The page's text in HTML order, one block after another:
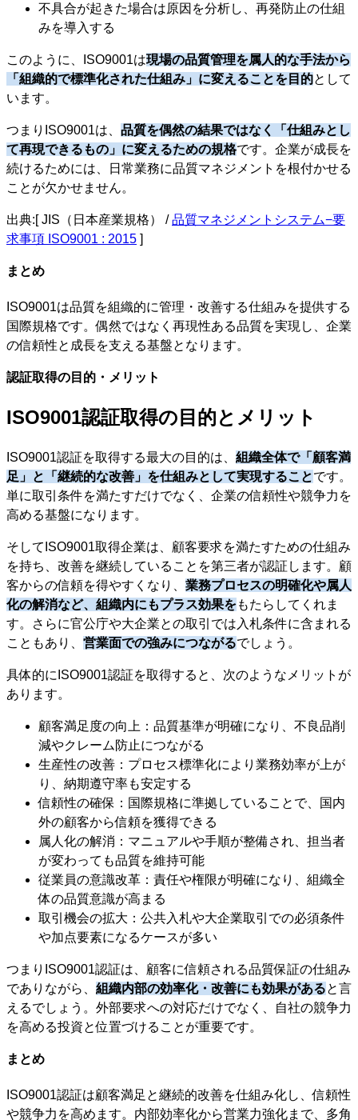
不具合が起きた場合は原因を分析し、再発防止の仕組
みを導入する
このように、ISO9001は現場の品質管理を属人的な手法から
「組織的で標準化された仕組み」に変えることを目的として
います。
つまりISO9001は、 品質を偶然の結果ではなく「仕組みとし
て再現できるもの」に変えるための規格です。企業が成長を
続けるためには、日常業務に品質マネジメントを根付かせる
ことが欠かせません。
出典:[ JIS（日本産業規格） /品質マネジメントシステム−要
求事項 ISO9001 : 2015 ]
まとめ
ISO9001は品質を組織的に管理・改善する仕組みを提供する
国際規格です。偶然ではなく再現性ある品質を実現し、企業
の信頼性と成長を支える基盤となります。
認証取得の目的・メリット
ISO9001認証取得の目的とメリット
ISO9001認証を取得する最大の目的は、 組織全体で「顧客満
足」と「継続的な改善」を仕組みとして実現することです。
単に取引条件を満たすだけでなく、企業の信頼性や競争力を
高める基盤になります。
そしてISO9001取得企業は、顧客要求を満たすための仕組み
を持ち、改善を継続していることを第三者が認証します。顧
客からの信頼を得やすくなり、 業務プロセスの明確化や属人
化の解消など、組織内にもプラス効果をもたらしてくれま
す。さらに官公庁や大企業との取引では入札条件に含まれる
こともあり、 営業面での強みにつながるでしょう。
具体的にISO9001認証を取得すると、次のようなメリットが
あります。
顧客満足度の向上：品質基準が明確になり、不良品削
減やクレーム防止につながる
生産性の改善：プロセス標準化により業務効率が上が
り、納期遵守率も安定する
信頼性の確保：国際規格に準拠していることで、国内
外の顧客から信頼を獲得できる
属人化の解消：マニュアルや手順が整備され、担当者
が変わっても品質を維持可能
従業員の意識改革：責任や権限が明確になり、組織全
体の品質意識が高まる
取引機会の拡大：公共入札や大企業取引での必須条件
や加点要素になるケースが多い
つまりISO9001認証は、顧客に信頼される品質保証の仕組み
でありながら、 組織内部の効率化・改善にも効果があると言
えるでしょう。外部要求への対応だけでなく、自社の競争力
を高める投資と位置づけることが重要です。
まとめ
ISO9001認証は顧客満足と継続的改善を仕組み化し、信頼性
や競争力を高めます。内部効率化から営業力強化まで、多角